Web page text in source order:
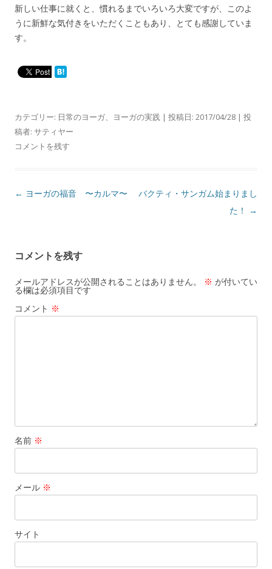
新しい仕事に就くと、慣れるまでいろいろ大変ですが、このよ
うに新鮮な気付きをいただくこともあり、とても感謝していま
す。
カテゴリー: 日常のヨーガ、 ヨーガの実践 | 投稿日: 2017/04/28 | 投
稿者: サティヤー
コメントを残す
投
ゲ
ー
シ
ョ
← ヨーガの福音 〜カルマ〜
バクティ・サンガム始まりまし
た！
→
コメントを残す
メールアドレスが公開されることはありません。 ※ が付いてい
る欄は必須項目です
コメント ※
名前 ※
メール ※
サイト